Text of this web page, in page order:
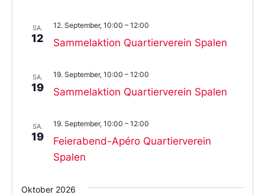
SA.
12 Sammelaktion Quartierverein Spalen
12. September, 10:00 – 12:00
SA.
19 Sammelaktion Quartierverein Spalen
19. September, 10:00 – 12:00
SA.
19
Feierabend-Apéro Quartierverein
Spalen
19. September, 10:00 – 12:00
Oktober 2026